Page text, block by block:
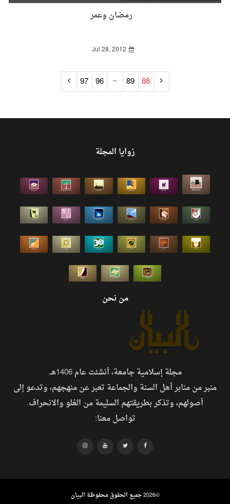
رمضان وعمر
Jul 28, 2012
88
89
..
96
97
زوايا المجلة
من نحن
مجلة إسلامية جامعة، أنشئت عام 1406هـ.
منبر من منابر أهل السنة والجماعة تعبر عن منهجهم، وتدعو إلى
أصولهم، وتذكر بطريقتهم السليمة من الغلو والانحراف.
تواصل معنا:
©2026 جميع الحقوق محفوظة البيان